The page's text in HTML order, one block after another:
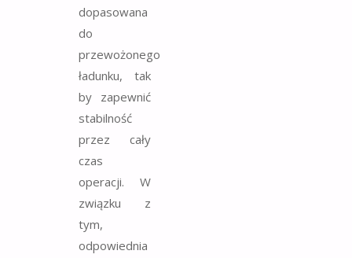
dopasowana
do
przewożonego
ładunku, tak
by zapewnić
stabilność
przez cały
czas
operacji. W
związku z
tym,
odpowiednia